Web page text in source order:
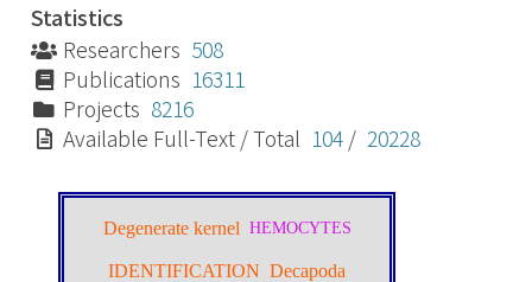
Statistics
Researchers 508
Publications 16311
Projects 8216
Available Full-Text / Total 104 / 20228